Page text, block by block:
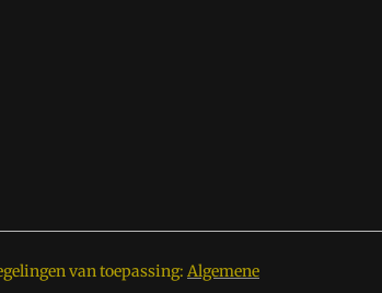
van toepassing: Algemene